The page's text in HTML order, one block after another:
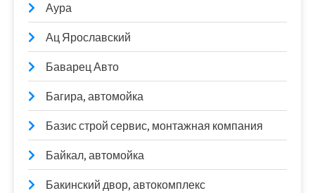
Аура
Ац Ярославский
Баварец Авто
Багира, автомойка
Базис строй сервис, монтажная компания
Байкал, автомойка
Бакинский двор, автокомплекс